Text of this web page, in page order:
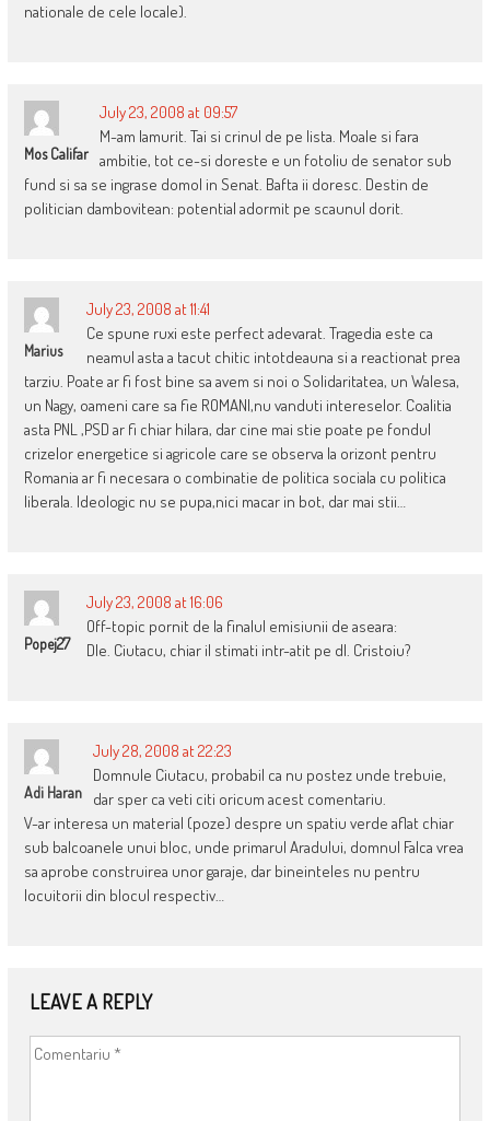
nationale de cele locale).
Mos Califar
July 23, 2008 at 09:57
M-am lamurit. Tai si crinul de pe lista. Moale si fara
ambitie, tot ce-si doreste e un fotoliu de senator sub
fund si sa se ingrase domol in Senat. Bafta ii doresc. Destin de
politician dambovitean: potential adormit pe scaunul dorit.
Marius
July 23, 2008 at 11:41
Ce spune ruxi este perfect adevarat. Tragedia este ca
neamul asta a tacut chitic intotdeauna si a reactionat prea
tarziu. Poate ar fi fost bine sa avem si noi o Solidaritatea, un Walesa,
un Nagy, oameni care sa fie ROMANI,nu vanduti intereselor. Coalitia
asta PNL ,PSD ar fi chiar hilara, dar cine mai stie poate pe fondul
crizelor energetice si agricole care se observa la orizont pentru
Romania ar fi necesara o combinatie de politica sociala cu politica
liberala. Ideologic nu se pupa,nici macar in bot, dar mai stii…
Popej27
July 23, 2008 at 16:06
Off-topic pornit de la finalul emisiunii de aseara:
Dle. Ciutacu, chiar il stimati intr-atit pe dl. Cristoiu?
Adi Haran
July 28, 2008 at 22:23
Domnule Ciutacu, probabil ca nu postez unde trebuie,
dar sper ca veti citi oricum acest comentariu.
V-ar interesa un material (poze) despre un spatiu verde aflat chiar
sub balcoanele unui bloc, unde primarul Aradului, domnul Falca vrea
sa aprobe construirea unor garaje, dar bineinteles nu pentru
locuitorii din blocul respectiv…
LEAVE A REPLY